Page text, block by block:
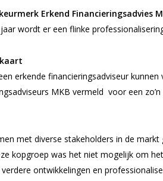
Erkend Financieringsadvies
wordt er een flinke
erkende financieringsadviseur
MKB vermeld voor een
met diverse stakeholders in de
kopgroep was het niet mogelijk om
ontwikkelingen en